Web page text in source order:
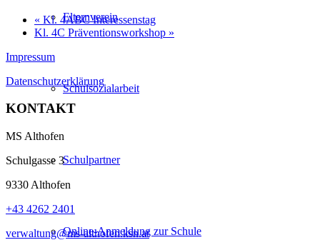
Elternverein
Schulsozialarbeit
Schulpartner
Online-Anmeldung zur Schule
« Kl. 4ABC Interessenstag
Kl. 4C Präventionsworkshop »
Impressum
Datenschutzerklärung
KONTAKT
MS Althofen
Schulgasse 3
9330 Althofen
+43 4262 2401
verwaltung@ms-althofen.ksn.at